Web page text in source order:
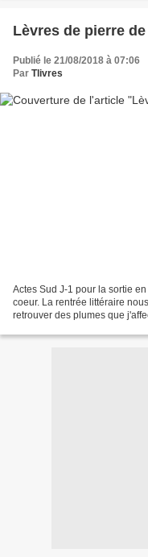
Lèvres de pierre
Publié le 21/08/2018 à 07:06
Par Tlivres
Actes Sud J-1 pour la sortie
coeur. La rentrée littéraire
retrouver des plumes que